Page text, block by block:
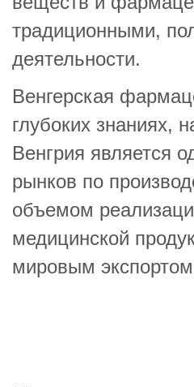
традиционными,
деятельности.
Венгерская
глубоких знаниях,
Венгрия является
рынков по
объемом
медицинской
мировым